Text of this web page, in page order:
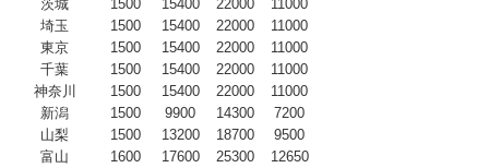
茨城
1500 15400 22000
11000
埼玉
1500 15400 22000
11000
東京
1500 15400 22000
11000
千葉
1500 15400 22000
11000
神奈川
1500 15400 22000
11000
新潟
1500 9900 14300
7200
山梨
1500 13200 18700
9500
富山
1600 17600 25300
12650